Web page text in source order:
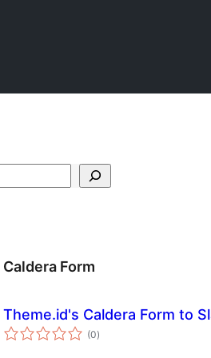
Caldera Form
Theme.id's Caldera Form to
(0total
ratings
)